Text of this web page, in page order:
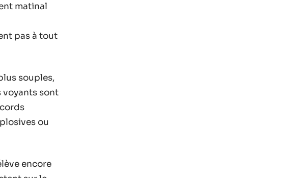
matinal
pas à tout
souples,
voyants sont
ou
encore